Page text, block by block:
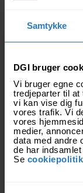
Samtykke
DGI bruger
Vi bruger egne
tredjeparter til at
vi kan vise dig
vores trafik. Vi
vores
medier,
data med andre
de har
Se
livsstil, og vi